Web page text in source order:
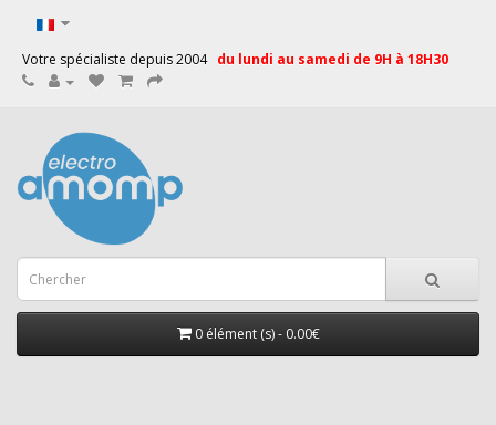
Votre spécialiste depuis 2004 du lundi au samedi de 9H à 18H30
0 élément (s) - 0.00€